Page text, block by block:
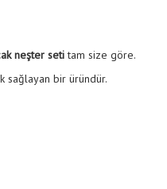
neşter seti tam size göre.
sağlayan bir üründür.